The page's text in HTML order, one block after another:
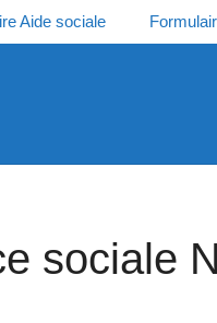
Aide sociale
sociale